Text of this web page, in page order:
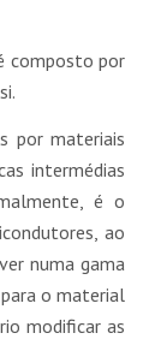
composto por
por materiais
intermédias
é o
ao
numa gama
o material
modificar as